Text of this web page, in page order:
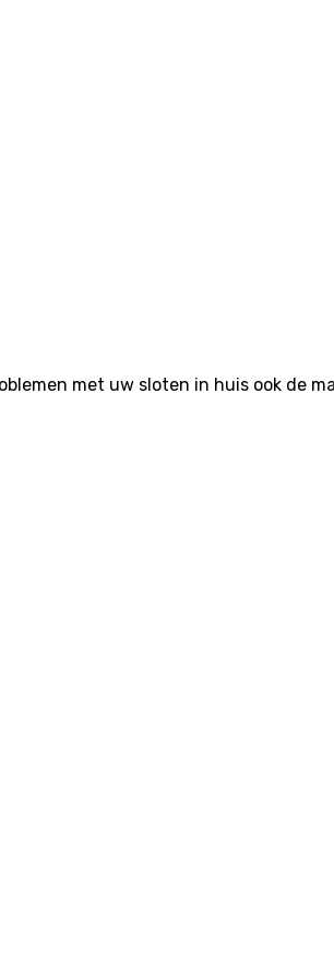
met uw sloten in huis ook de